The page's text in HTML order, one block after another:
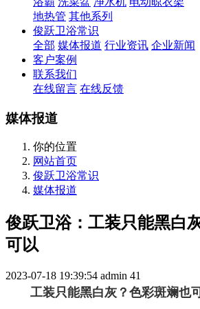
地热管 其他系列
俊跃卫浴常识
全部 媒体报道 行业资讯 企业新闻
客户案例
联系我们
在线留言 在线反馈
媒体报道
你的位置
网站首页
俊跃卫浴常识
媒体报道
俊跃卫浴：工装只能黑白
可以
2023-07-18 19:39:54 admin 41
工装只能黑白灰？色彩斑斓也